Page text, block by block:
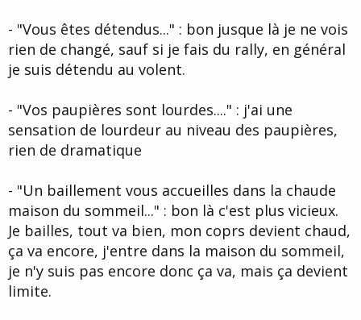
- "Vous êtes détendus..." : bon jusque là je ne vois
rien de changé, sauf si je fais du rally, en général
je suis détendu au volent.
- "Vos paupières sont lourdes...." : j'ai une
sensation de lourdeur au niveau des paupières,
rien de dramatique
- "Un baillement vous accueilles dans la chaude
maison du sommeil..." : bon là c'est plus vicieux.
Je bailles, tout va bien, mon coprs devient chaud,
ça va encore, j'entre dans la maison du sommeil,
je n'y suis pas encore donc ça va, mais ça devient
limite.